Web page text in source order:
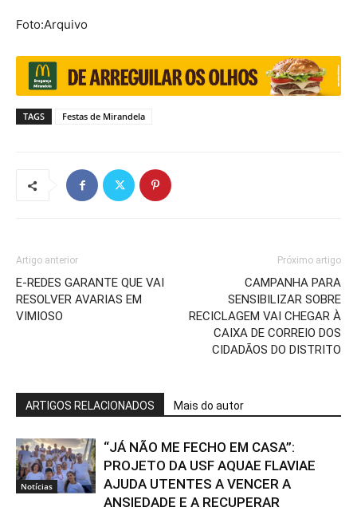
Foto:Arquivo
TAGS Festas de Mirandela
Artigo anterior
E-REDES GARANTE QUE VAI
RESOLVER AVARIAS EM
VIMIOSO
Próximo artigo
CAMPANHA PARA
SENSIBILIZAR SOBRE
RECICLAGEM VAI CHEGAR À
CAIXA DE CORREIO DOS
CIDADÃOS DO DISTRITO
ARTIGOS RELACIONADOS Mais do autor
Notícias
“JÁ NÃO ME FECHO EM CASA”:
PROJETO DA USF AQUAE FLAVIAE
AJUDA UTENTES A VENCER A
ANSIEDADE E A RECUPERAR